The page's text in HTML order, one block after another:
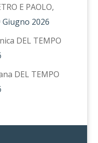
E PAOLO,
Giugno 2026
DEL TEMPO
DEL TEMPO